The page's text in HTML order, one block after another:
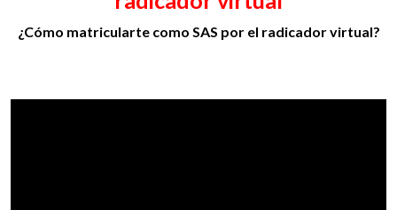
¿Cómo matricularte como SAS por el radicador virtual?